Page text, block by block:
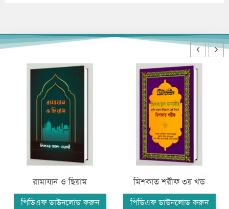
রামাযান ও ছিয়াম
পিডিএফ ডাউনলোড করুন
মিশকাত শরীফ ৩য় খন্ড
পিডিএফ ডাউনলোড করুন